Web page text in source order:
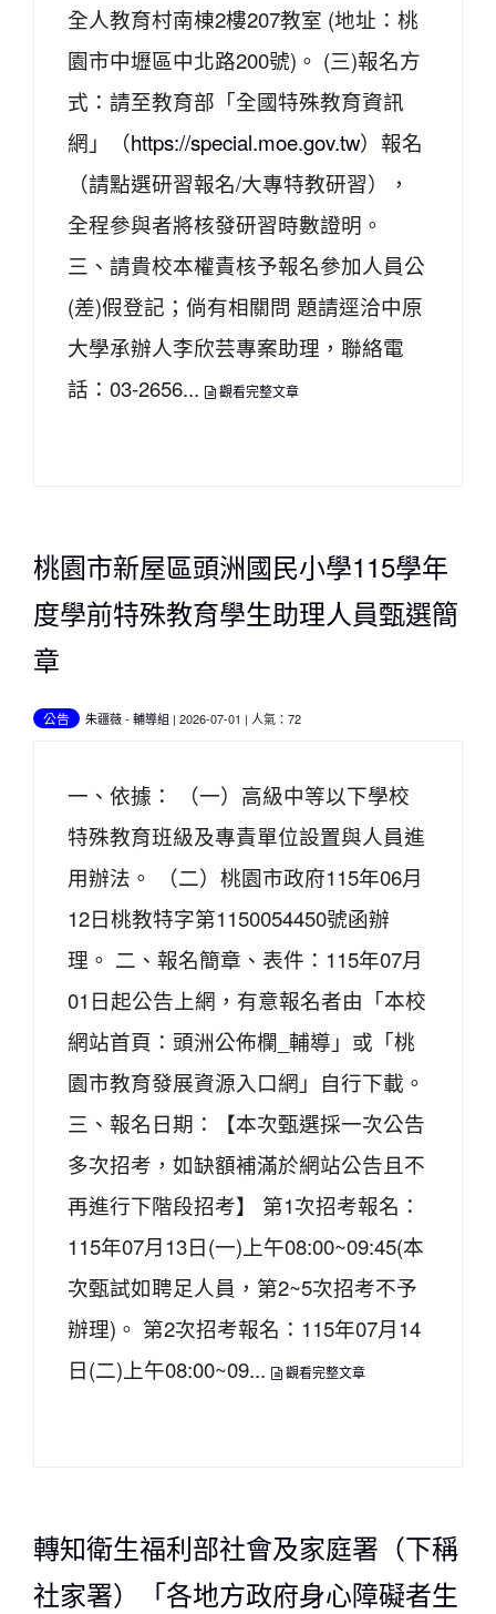
全人教育村南棟2樓207教室 (地址：桃
園市中壢區中北路200號)。 (三)報名方
式：請至教育部「全國特殊教育資訊
網」（https://special.moe.gov.tw）報名
（請點選研習報名/大專特教研習），
全程參與者將核發研習時數證明。
三、請貴校本權責核予報名參加人員公
(差)假登記；倘有相關問 題請逕洽中原
大學承辦人李欣芸專案助理，聯絡電
話：03-2656...
觀看完整文章
桃園市新屋區頭洲國民小學115學年
度學前特殊教育學生助理人員甄選簡
章
公告 朱疆薇- 輔導組 | 2026-07-01 | 人氣：72
一、依據： （一）高級中等以下學校
特殊教育班級及專責單位設置與人員進
用辦法。 （二）桃園市政府115年06月
12日桃教特字第1150054450號函辦
理。 二、報名簡章、表件：115年07月
01日起公告上網，有意報名者由「本校
網站首頁：頭洲公佈欄_輔導」或「桃
園市教育發展資源入口網」自行下載。
三、報名日期：【本次甄選採一次公告
多次招考，如缺額補滿於網站公告且不
再進行下階段招考】 第1次招考報名：
115年07月13日(一)上午08:00~09:45(本
次甄試如聘足人員，第2~5次招考不予
辦理)。 第2次招考報名：115年07月14
日(二)上午08:00~09...
觀看完整文章
轉知衛生福利部社會及家庭署（下稱
社家署）「各地方政府身心障礙者生